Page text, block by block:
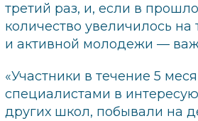
третий раз, и, если в
количество увеличилось на
и активной молодежи —
«Участники в течение 5
специалистами в
других школ, побывали на